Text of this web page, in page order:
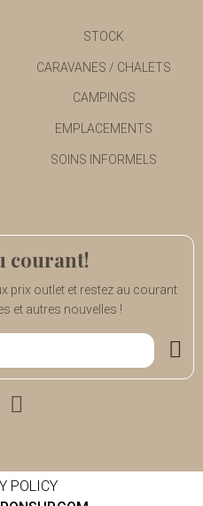
STOCK
CARAVANES / CHALETS
CAMPINGS
EMPLACEMENTS
SOINS INFORMELS
courant!
prix outlet et restez au courant
et autres nouvelles !
POLICY